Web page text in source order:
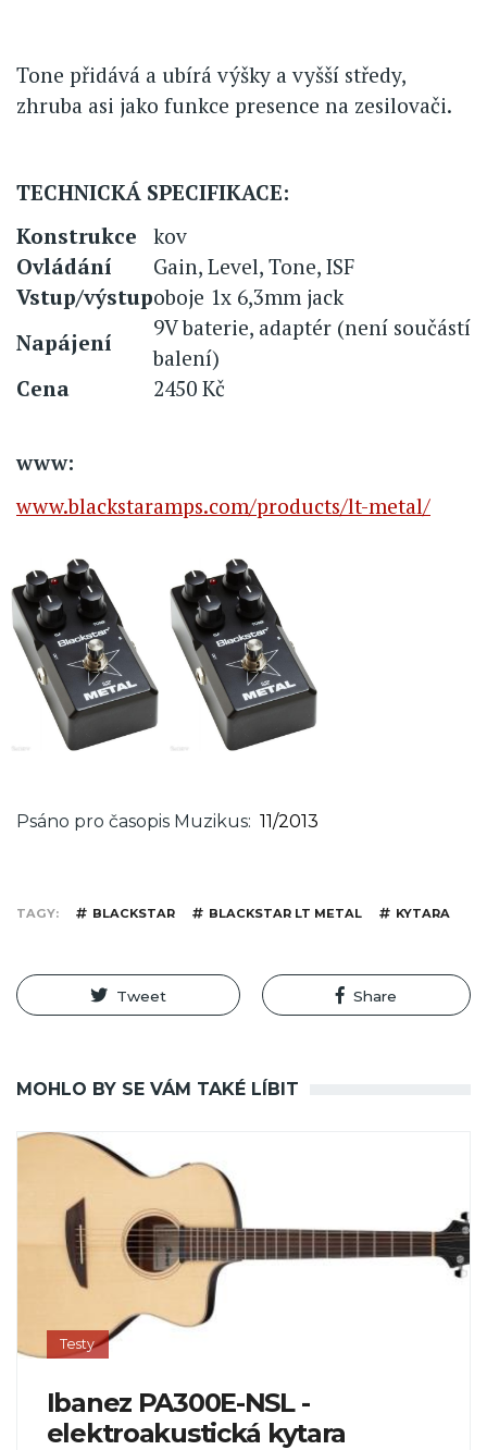
Tone přidává a ubírá výšky a vyšší středy,
zhruba asi jako funkce presence na zesilovači.
TECHNICKÁ SPECIFIKACE:
Konstrukce
kov
Ovládání
Gain, Level, Tone, ISF
Vstup/výstupoboje 1x 6,3mm jack
Napájení
9V baterie, adaptér (není součástí
balení)
Cena
2450 Kč
www:
www.blackstaramps.com/products/lt-metal/
Psáno pro časopis Muzikus 11/2013
TAGY BLACKSTAR BLACKSTAR LT METAL KYTARA
Tweet Share
MOHLO BY SE VÁM TAKÉ LÍBIT
Testy
Ibanez PA300E-NSL -
elektroakustická kytara